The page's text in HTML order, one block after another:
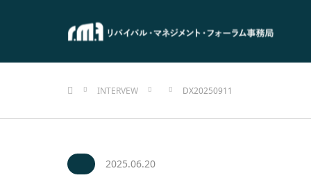
INTERVEW
DX20250911
2025.06.20